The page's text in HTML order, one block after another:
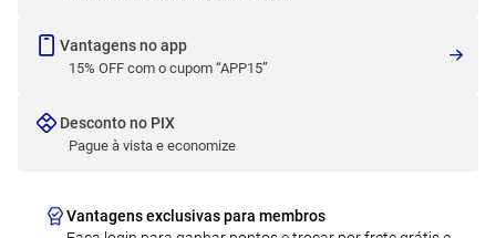
Vantagens no app
15% OFF com o cupom “APP15”
Desconto no PIX
Pague à vista e economize
Vantagens exclusivas para membros